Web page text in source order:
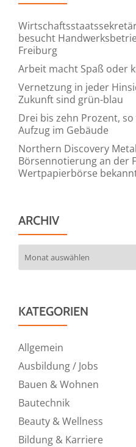
besucht
Freiburg
Arbeit macht Spaß oder
Vernetzung in jeder
Zukunft sind grün-blau
Drei bis zehn Prozent,
Aufzug im Gebäude
Northern Discovery
Börsennotierung an der
Wertpapierbörse
ARCHIV
KATEGORIEN
Allgemein
Ausbildung / Jobs
Bauen & Wohnen
Bautechnik
Beauty & Wellness
Bildung & Karriere